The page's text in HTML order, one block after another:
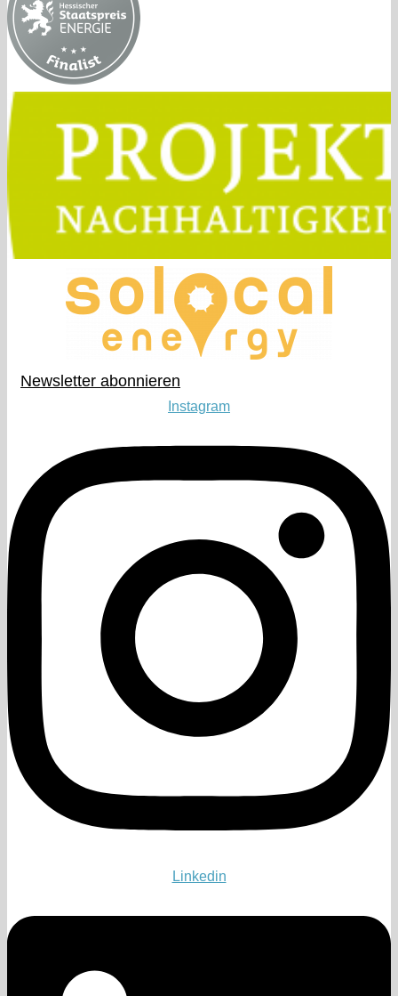
Newsletter abonnieren​
Instagram
Linkedin